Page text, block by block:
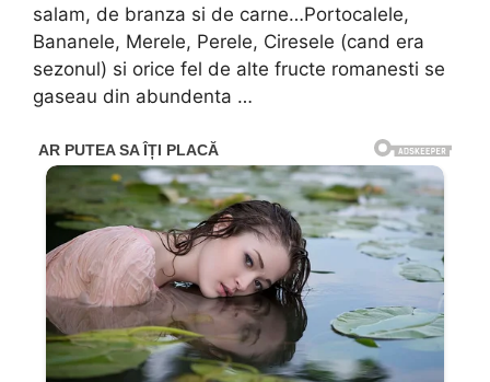
salam, de branza si de carne…Portocalele,
Bananele, Merele, Perele, Ciresele (cand era
sezonul) si orice fel de alte fructe romanesti se
gaseau din abundenta …